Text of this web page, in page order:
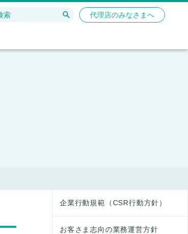
代理店のみなさまへ
企業行動規範（CSR行動方針）
お客さま志向の業務運営方針